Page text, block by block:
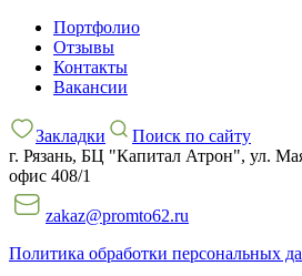
Портфолио
Отзывы
Контакты
Вакансии
Закладки
Поиск по сайту
г. Рязань, БЦ "Капитал Атрон", ул.
офис 408/1
zakaz@promto62.ru
Политика обработки персональных